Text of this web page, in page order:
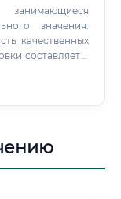
значения.
качественных
составляет в